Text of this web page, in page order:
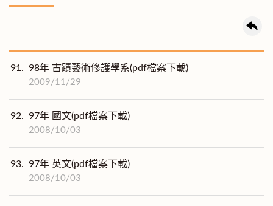
91. 98年 古蹟藝術修護學系(pdf檔案下載)
2009/11/29
92. 97年 國文(pdf檔案下載)
2008/10/03
93. 97年 英文(pdf檔案下載)
2008/10/03